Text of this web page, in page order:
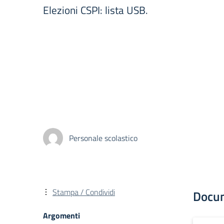
Elezioni CSPI: lista USB.
Personale scolastico
Stampa / Condividi
Argomenti